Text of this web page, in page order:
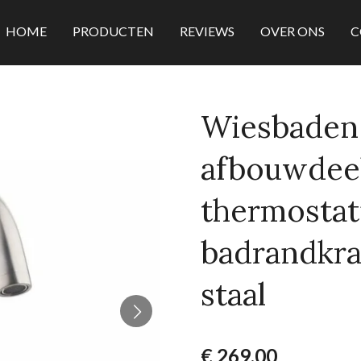
HOME PRODUCTEN REVIEWS OVER ONS
staal
€ 269,00